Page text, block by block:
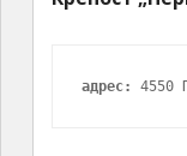
адрес: 4550